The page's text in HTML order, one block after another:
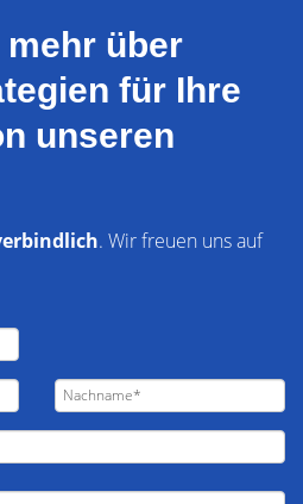
mehr über
für Ihre
unseren
. Wir freuen uns auf